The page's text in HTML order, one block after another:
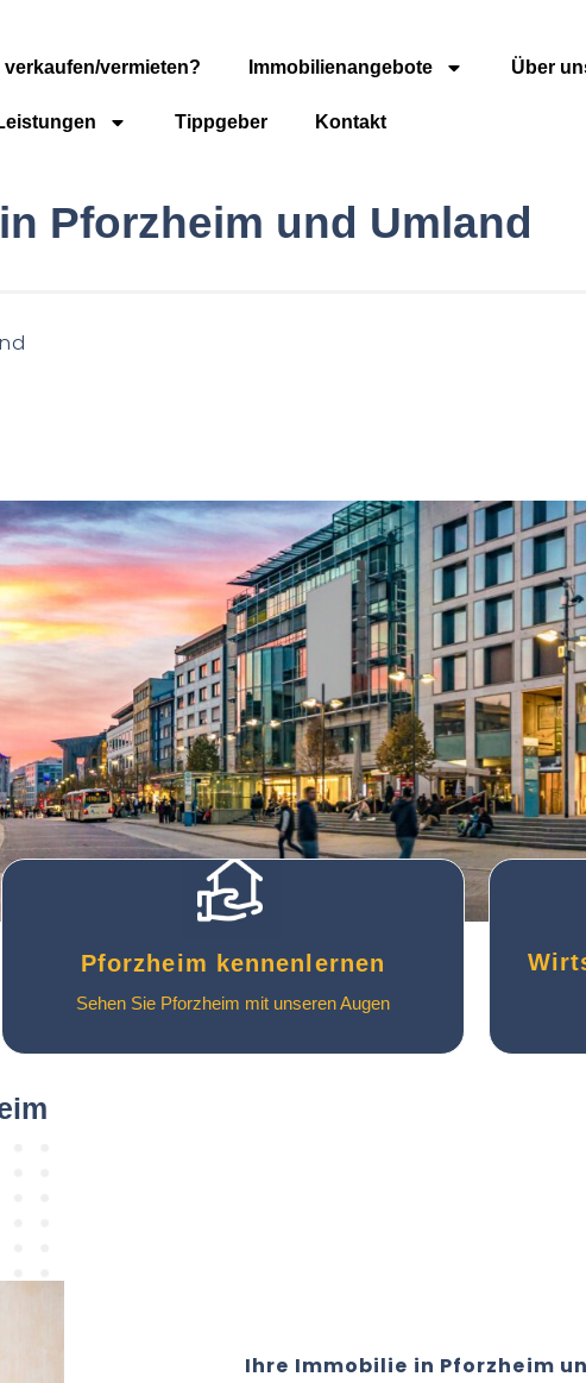
vermieten? Immobilienangebote Über
Tippgeber Kontakt
Pforzheim und Umland
Pforzheim kennenlernen
Sehen Sie Pforzheim mit unseren Augen
Ihre Immobilie in Pforzheim